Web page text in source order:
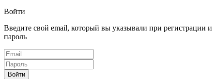
Войти
Введите свой email, который вы указывали при регистрации и
пароль
Войти